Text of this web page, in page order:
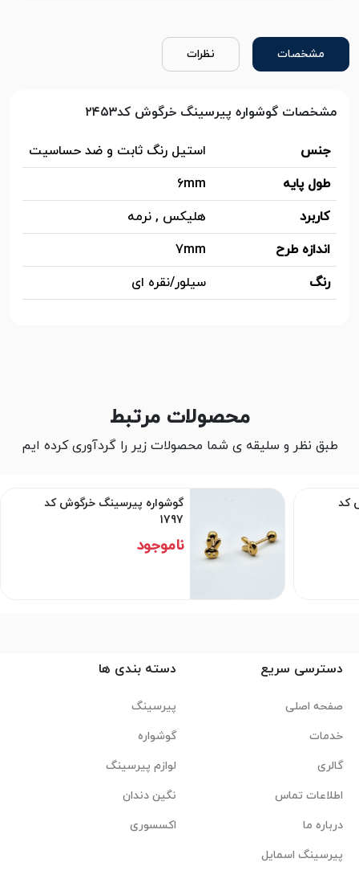
مشخصات نظرات
مشخصات گوشواره پیرسینگ خرگوش کد۲۴۵۳
جنس
استیل رنگ ثابت و ضد حساسیت
طول پایه
6mm
کاربرد
هلیکس , نرمه
اندازه طرح
7mm
رنگ
سیلور/نقره ای
محصولات مرتبط
طبق نظر و سلیقه ی شما محصولات زیر را گردآوری کرده ایم
کد
گوشواره پیرسینگ خرگوش کد
1797
ناموجود
دسترسی سریع
صفحه اصلی
خدمات
گالری
اطلاعات تماس
درباره ما
پیرسینگ اسمایل
دسته بندی ها
پیرسینگ
گوشواره
لوازم پیرسینگ
نگین دندان
اکسسوری